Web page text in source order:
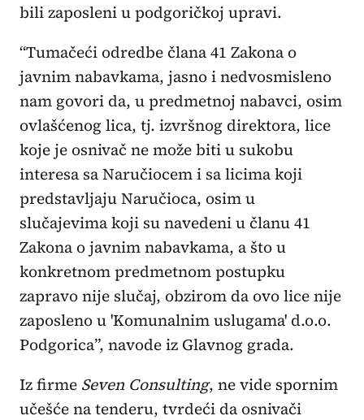
bili zaposleni u podgoričkoj upravi.
“Tumačeći odredbe člana 41 Zakona o
javnim nabavkama, jasno i nedvosmisleno
nam govori da, u predmetnoj nabavci, osim
ovlašćenog lica, tj. izvršnog direktora, lice
koje je osnivač ne može biti u sukobu
interesa sa Naručiocem i sa licima koji
predstavljaju Naručioca, osim u
slučajevima koji su navedeni u članu 41
Zakona o javnim nabavkama, a što u
konkretnom predmetnom postupku
zapravo nije slučaj, obzirom da ovo lice nije
zaposleno u 'Komunalnim uslugama' d.o.o.
Podgorica”, navode iz Glavnog grada.
Iz firme Seven Consulting, ne vide spornim
učešće na tenderu, tvrdeći da osnivači